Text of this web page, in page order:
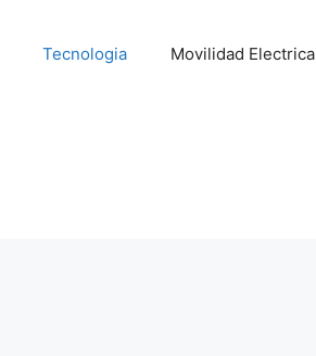
Tecnologia Movilidad Electrica